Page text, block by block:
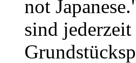
not
sind